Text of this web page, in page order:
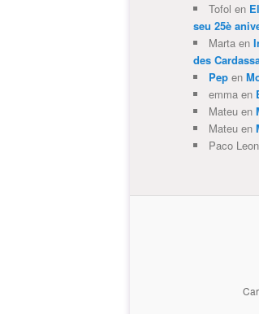
Tofol en
seu 25è
Martaen
des
Pepen
emmaen
Mateuen
Mateuen
Paco